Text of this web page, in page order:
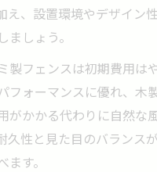
え、設置環境やデザイン
しょう。
製フェンスは初期費用は
フォーマンスに優れ、木
がかかる代わりに自然な
久性と見た目のバランス
す。